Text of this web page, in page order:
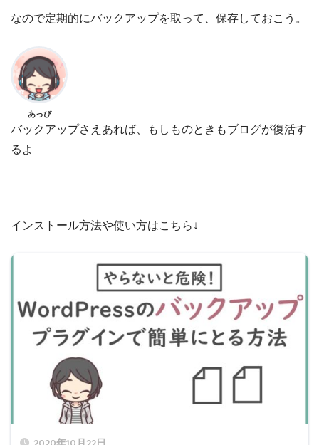
なので定期的にバックアップを取って、保存しておこう。
あっぴ
バックアップさえあれば、もしものときもブログが復活す
るよ
インストール方法や使い方はこちら↓